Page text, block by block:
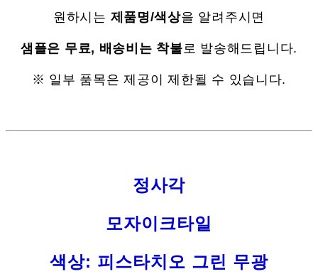
원하시는 제품명/색상을 알려주시면
샘플은 무료, 배송비는 착불로 발송해드립니다.
※ 일부 품목은 제공이 제한될 수 있습니다.
정사각
모자이크타일
색상: 피스타치오 그린 무광